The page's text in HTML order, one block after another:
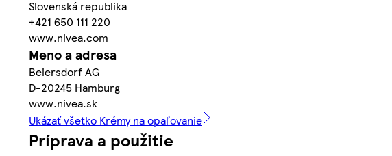
Slovenská republika
+421 650 111 220
www.nivea.com
Meno a adresa
Beiersdorf AG
D-20245 Hamburg
www.nivea.sk
Ukázať všetko Krémy na opaľovanie
Príprava a použitie